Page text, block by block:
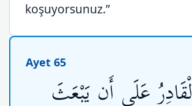
koşuyorsunuz.”
Ayet 65
عَلَى أَن يَبْعَثَ